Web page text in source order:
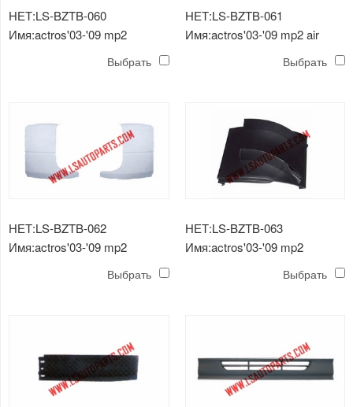
НЕТ:LS-BZTB-060
Имя:actros'03-'09 mp2
Выбрать
НЕТ:LS-BZTB-061
Имя:actros'03-'09 mp2 air
Выбрать
НЕТ:LS-BZTB-062
Имя:actros'03-'09 mp2
Выбрать
НЕТ:LS-BZTB-063
Имя:actros'03-'09 mp2
Выбрать